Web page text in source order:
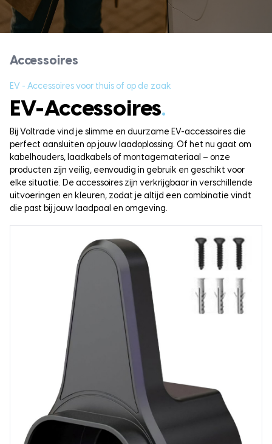
Accessoires
EV - Accessoires voor thuis of op de zaak
EV-Accessoires.
Bij Voltrade vind je slimme en duurzame EV-accessoires die
perfect aansluiten op jouw laadoplossing. Of het nu gaat om
kabelhouders, laadkabels of montagemateriaal – onze
producten zijn veilig, eenvoudig in gebruik en geschikt voor
elke situatie. De accessoires zijn verkrijgbaar in verschillende
uitvoeringen en kleuren, zodat je altijd een combinatie vindt
die past bij jouw laadpaal en omgeving.